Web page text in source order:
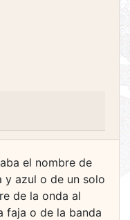
el nombre de
y azul o de un solo
de la onda al
faja o de la banda